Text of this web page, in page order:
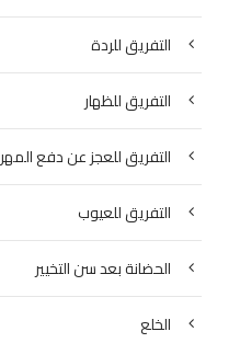
التفريق للردة
التفريق للظهار
التفريق للعجز عن دفع المهر
التفريق للعيوب
الحضانة بعد سن التخيير
الخلع